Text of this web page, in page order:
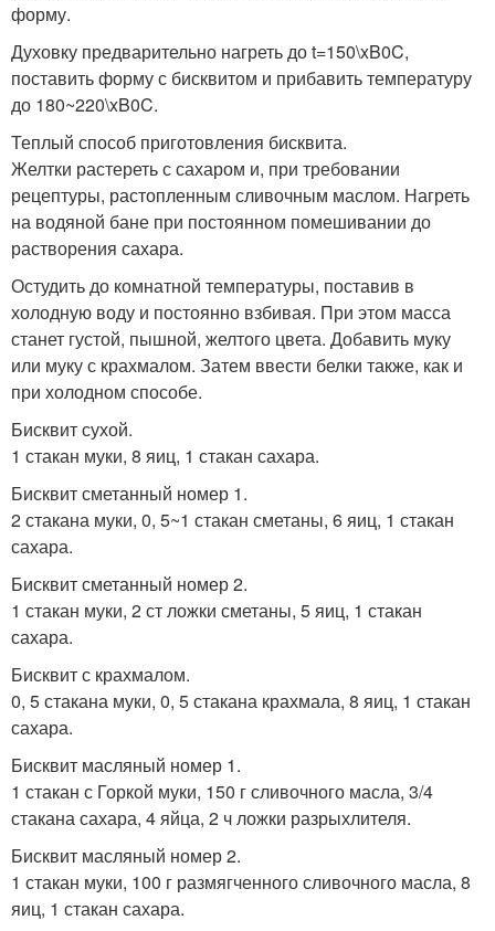
форму.
Духовку предварительно нагреть до t=150\xB0C,
поставить форму с бисквитом и прибавить температуру
до 180~220\xB0C.
Теплый способ приготовления бисквита.
Желтки растереть с сахаром и, при требовании
рецептуры, растопленным сливочным маслом. Нагреть
на водяной бане при постоянном помешивании до
растворения сахара.
Остудить до комнатной температуры, поставив в
холодную воду и постоянно взбивая. При этом масса
станет густой, пышной, желтого цвета. Добавить муку
или муку с крахмалом. Затем ввести белки также, как и
при холодном способе.
Бисквит сухой.
1 стакан муки, 8 яиц, 1 стакан сахара.
Бисквит сметанный номер 1.
2 стакана муки, 0, 5~1 стакан сметаны, 6 яиц, 1 стакан
сахара.
Бисквит сметанный номер 2.
1 стакан муки, 2 ст ложки сметаны, 5 яиц, 1 стакан
сахара.
Бисквит с крахмалом.
0, 5 стакана муки, 0, 5 стакана крахмала, 8 яиц, 1 стакан
сахара.
Бисквит масляный номер 1.
1 стакан с Горкой муки, 150 г сливочного масла, 3/4
стакана сахара, 4 яйца, 2 ч ложки разрыхлителя.
Бисквит масляный номер 2.
1 стакан муки, 100 г размягченного сливочного масла, 8
яиц, 1 стакан сахара.